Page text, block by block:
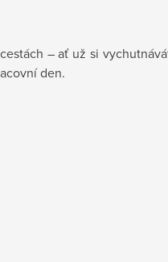
– ať už si
den.